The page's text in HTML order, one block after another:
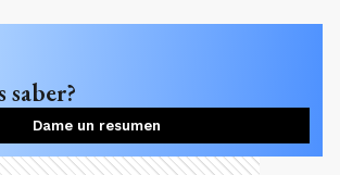
saber?
Dame un resumen